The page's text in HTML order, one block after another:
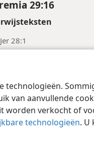
van aanvullende
worden verkocht of
technologieën. U
29:16
Jer 28:1
Of ‘ziekte’.
Of mogelijk
Privacyinstellingen